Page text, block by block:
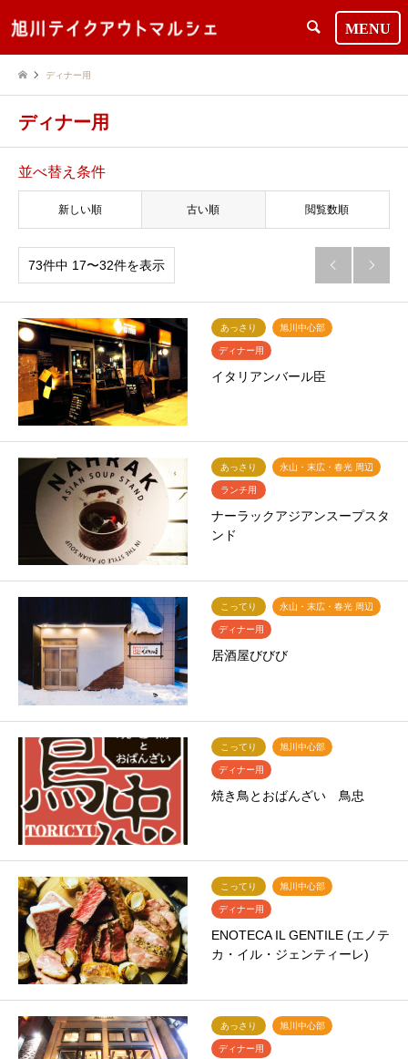
検索
ディナー用
ディナー用
並べ替え条件
新しい順 古い順 閲覧数順
73件中 17〜32件を表示  
あっさり 旭川中心部
ディナー用
イタリアンバール臣
あっさり 永山・末広・春光 周辺
ランチ用
ナーラックアジアンスープスタ
ンド
こってり 永山・末広・春光 周辺
ディナー用
居酒屋びびび
こってり 旭川中心部
ディナー用
焼き鳥とおばんざい 鳥忠
こってり 旭川中心部
ディナー用
ENOTECA IL GENTILE (エノテ
カ・イル・ジェンティーレ)
あっさり 旭川中心部
ディナー用